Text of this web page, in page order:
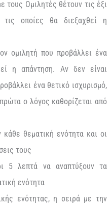
τους Ομιλητές θέτουν τις έξι
οποίες θα διεξαχθεί η
ομιλητή που προβάλλει ένα
η απάντηση. Αν δεν είναι
ένα θετικό ισχυρισμό,
ο λόγος καθορίζεται από
θεματική ενότητα και οι
τους
5 λεπτά να αναπτύξουν τα
ενότητα
ενότητας, η σειρά με την